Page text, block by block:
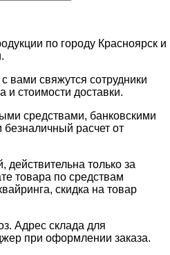
по городу Красноярск и
вами свяжутся сотрудники
и стоимости доставки.
средствами, банковскими
расчет от
действительна только за
товара по средствам
скидка на товар
Адрес склада для
при оформлении заказа.